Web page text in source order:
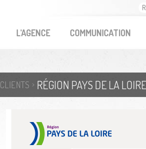
L'AGENCE COMMUNICATION
CLIENTS RÉGION PAYS DE LA